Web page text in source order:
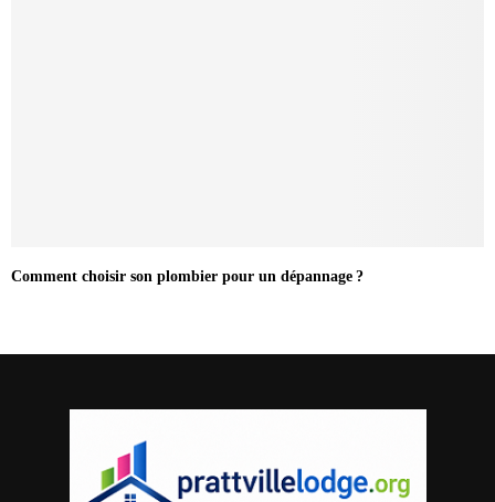
Comment choisir son plombier pour un dépannage ?